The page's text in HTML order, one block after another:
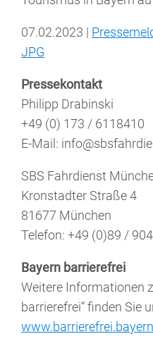
07.02.2023 |
JPG
Pressekontakt
Philipp Drabinski
+49 (0) 173 / 6118410
E-Mail:
SBS Fahrdienst
Kronstadter Straße 4
81677 München
Telefon: +49 (0)89 /
Bayern barrierefrei
Weitere Informationen
barrierefrei“ finden Sie